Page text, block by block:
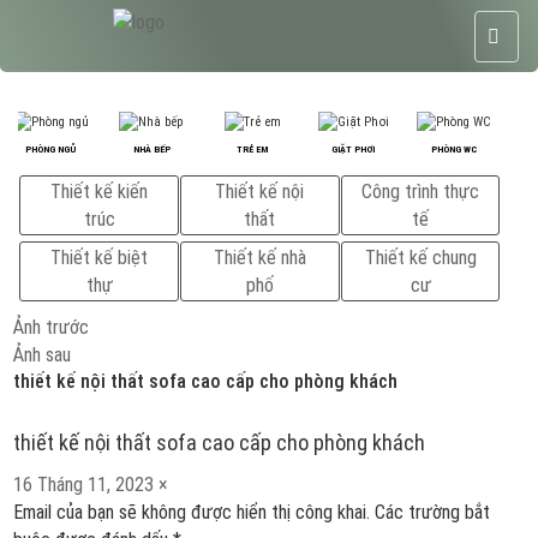
PHÒNG NGỦ NHÀ BẾP TRẺ EM GIẶT PHƠI PHÒNG WC
Thiết kế kiến
trúc
Thiết kế nội
thất
Công trình thực
tế
Thiết kế biệt
thự
Thiết kế nhà
phố
Thiết kế chung
cư
Ảnh trước
Ảnh sau
thiết kế nội thất sofa cao cấp cho phòng khách
thiết kế nội thất sofa cao cấp cho phòng khách
Đăng
vào
16 Tháng 11, 2023 Kích
cỡ
×
Email của bạn sẽ không được hiển thị công khai. Các trường bắt